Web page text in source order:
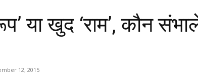
या खुद ‘राम’, कौन
12, 2015